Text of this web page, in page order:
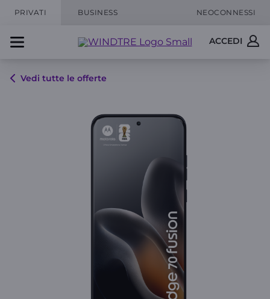
PRIVATI BUSINESS NEOCONNESSI
ACCEDI
Vedi tutte le offerte